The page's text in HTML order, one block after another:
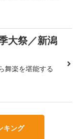
大祭／新潟
舞楽を堪能する
キング